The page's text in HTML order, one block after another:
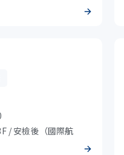
/ 安檢後（國際航